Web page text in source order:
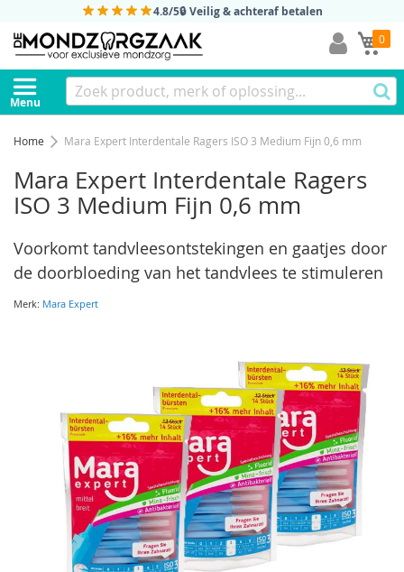
4.8/5🔒 Veilig & achteraf betalen
0
Menu
Home Mara Expert Interdentale Ragers ISO 3 Medium Fijn 0,6 mm
Mara Expert Interdentale Ragers
ISO 3 Medium Fijn 0,6 mm
Voorkomt tandvleesontstekingen en gaatjes door
de doorbloeding van het tandvlees te stimuleren
Merk: Mara Expert